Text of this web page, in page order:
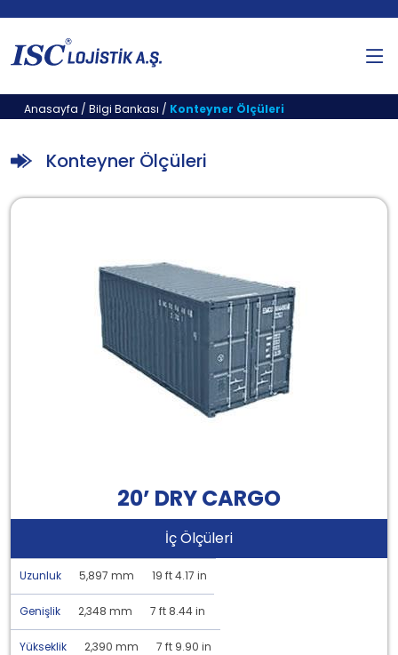
Anasayfa / Bilgi Bankası / Konteyner Ölçüleri
Konteyner Ölçüleri
20’ DRY CARGO
İç Ölçüleri
Uzunluk 5,897 mm 19 ft 4.17 in
Genişlik 2,348 mm 7 ft 8.44 in
Yükseklik 2,390 mm 7 ft 9.90 in